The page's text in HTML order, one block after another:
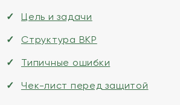
Цель и задачи
Структура ВКР
Типичные ошибки
Чек-лист перед защитой